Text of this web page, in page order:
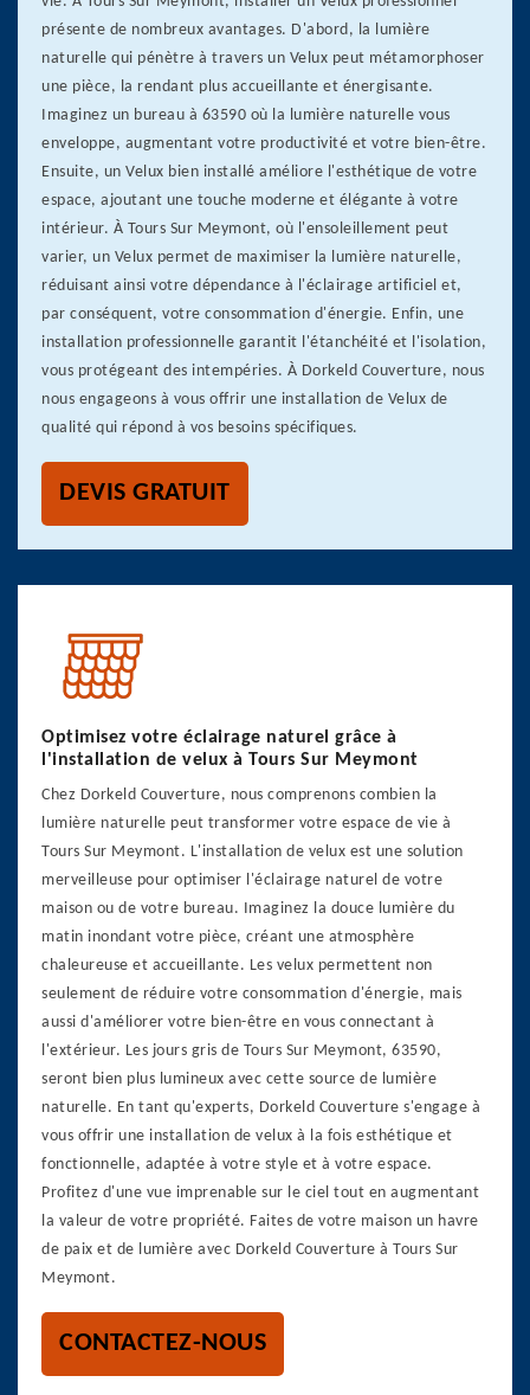
présente de nombreux avantages. D'abord, la lumière
naturelle qui pénètre à travers un Velux peut métamorphoser
une pièce, la rendant plus accueillante et énergisante.
Imaginez un bureau à 63590 où la lumière naturelle vous
enveloppe, augmentant votre productivité et votre bien-être.
Ensuite, un Velux bien installé améliore l'esthétique de votre
espace, ajoutant une touche moderne et élégante à votre
intérieur. À Tours Sur Meymont, où l'ensoleillement peut
varier, un Velux permet de maximiser la lumière naturelle,
réduisant ainsi votre dépendance à l'éclairage artificiel et,
par conséquent, votre consommation d'énergie. Enfin, une
installation professionnelle garantit l'étanchéité et l'isolation,
vous protégeant des intempéries. À Dorkeld Couverture, nous
nous engageons à vous offrir une installation de Velux de
qualité qui répond à vos besoins spécifiques.
DEVIS GRATUIT
Optimisez votre éclairage naturel grâce à
l'installation de velux à Tours Sur Meymont
Chez Dorkeld Couverture, nous comprenons combien la
lumière naturelle peut transformer votre espace de vie à
Tours Sur Meymont. L'installation de velux est une solution
merveilleuse pour optimiser l'éclairage naturel de votre
maison ou de votre bureau. Imaginez la douce lumière du
matin inondant votre pièce, créant une atmosphère
chaleureuse et accueillante. Les velux permettent non
seulement de réduire votre consommation d'énergie, mais
aussi d'améliorer votre bien-être en vous connectant à
l'extérieur. Les jours gris de Tours Sur Meymont, 63590,
seront bien plus lumineux avec cette source de lumière
naturelle. En tant qu'experts, Dorkeld Couverture s'engage à
vous offrir une installation de velux à la fois esthétique et
fonctionnelle, adaptée à votre style et à votre espace.
Profitez d'une vue imprenable sur le ciel tout en augmentant
la valeur de votre propriété. Faites de votre maison un havre
de paix et de lumière avec Dorkeld Couverture à Tours Sur
Meymont.
CONTACTEZ-NOUS